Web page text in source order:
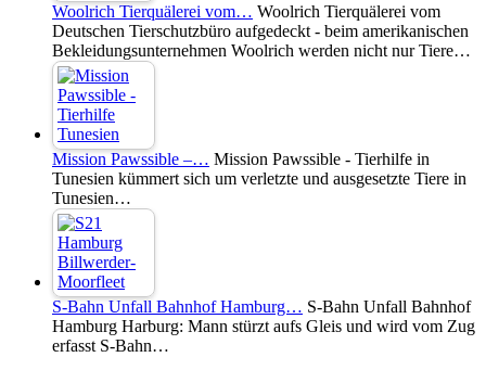
Woolrich Tierquälerei vom… Woolrich Tierquälerei vom
Deutschen Tierschutzbüro aufgedeckt - beim amerikanischen
Bekleidungsunternehmen Woolrich werden nicht nur Tiere…
Mission Pawssible –… Mission Pawssible - Tierhilfe in
Tunesien kümmert sich um verletzte und ausgesetzte Tiere in
Tunesien…
S-Bahn Unfall Bahnhof Hamburg… S-Bahn Unfall Bahnhof
Hamburg Harburg: Mann stürzt aufs Gleis und wird vom Zug
erfasst S-Bahn…